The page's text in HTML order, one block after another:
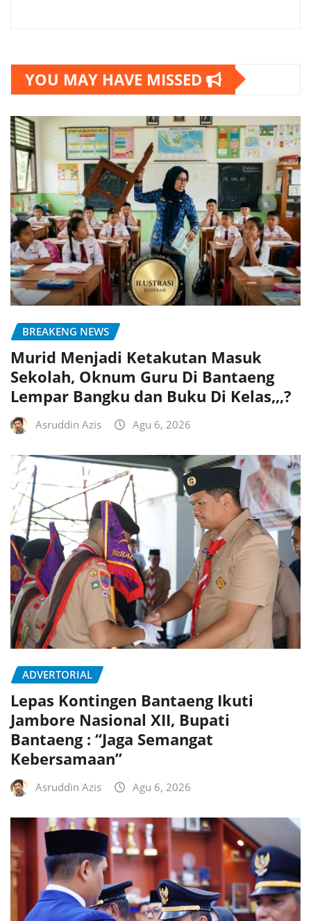
YOU MAY HAVE MISSED
BREAKENG NEWS
Murid Menjadi Ketakutan Masuk
Sekolah, Oknum Guru Di Bantaeng
Lempar Bangku dan Buku Di Kelas,,,?
Asruddin Azis Agu 6, 2026
ADVERTORIAL
Lepas Kontingen Bantaeng Ikuti
Jambore Nasional XII, Bupati
Bantaeng : “Jaga Semangat
Kebersamaan”
Asruddin Azis Agu 6, 2026